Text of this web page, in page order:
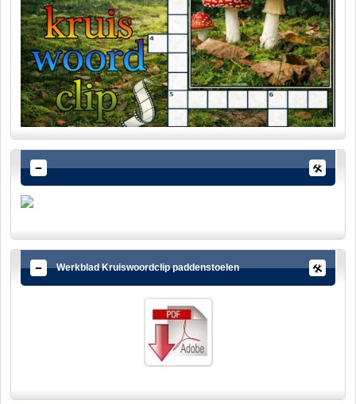
Werkblad Kruiswoordclip paddenstoelen